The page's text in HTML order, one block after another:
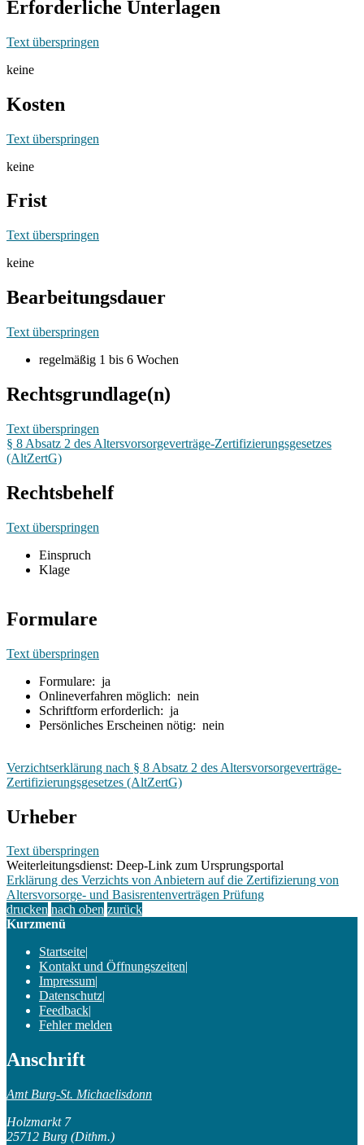
Erforderliche Unterlagen
Text überspringen
keine
Kosten
Text überspringen
keine
Frist
Text überspringen
keine
Bearbeitungsdauer
Text überspringen
regelmäßig 1 bis 6 Wochen
Rechtsgrundlage(n)
Text überspringen
§ 8 Absatz 2 des Altersvorsorgeverträge-Zertifizierungsgesetzes
(AltZertG)
Rechtsbehelf
Text überspringen
Einspruch
Klage
Formulare
Text überspringen
Formulare: ja
Onlineverfahren möglich: nein
Schriftform erforderlich: ja
Persönliches Erscheinen nötig: nein
Verzichtserklärung nach § 8 Absatz 2 des Altersvorsorgeverträge-
Zertifizierungsgesetzes (AltZertG)
Urheber
Text überspringen
Weiterleitungsdienst: Deep-Link zum Ursprungsportal
Erklärung des Verzichts von Anbietern auf die Zertifizierung von
Altersvorsorge- und Basisrentenverträgen Prüfung
drucken nach oben zurück
Kurzmenü
Startseite|
Kontakt und Öffnungszeiten|
Impressum|
Datenschutz|
Feedback|
Fehler melden
Anschrift
Amt Burg-St. Michaelisdonn
Holzmarkt 7
25712 Burg (Dithm.)